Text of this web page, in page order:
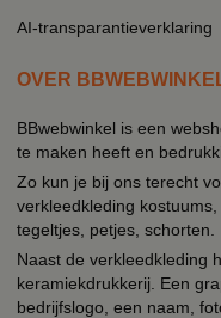
AI-transparantieverklaring
OVER
BBwebwinkel is een
te maken heeft en
Zo kun je bij ons terecht
verkleedkleding
tegeltjes, petjes, schorten.
Naast de verkleedkleding
keramiekdrukkerij. Een
bedrijfslogo, een naam,